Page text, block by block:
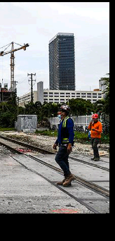
WhatsApp